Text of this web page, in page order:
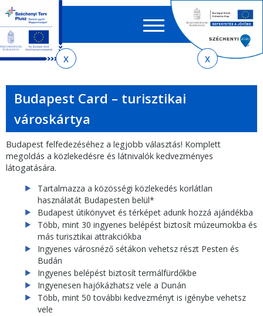
menetrendkeresőhöz
almenühöz
tartalomra
oldaltérképre
EN HU
űrlap
Budapest Card – turisztikai
városkártya
Budapest felfedezéséhez a legjobb választás! Komplett
megoldás a közlekedésre és látnivalók kedvezményes
látogatására.
Tartalmazza a közösségi közlekedés korlátlan
használatát Budapesten belül*
Budapest útikönyvet és térképet adunk hozzá ajándékba
Több, mint 30 ingyenes belépést biztosít múzeumokba és
más turisztikai attrakciókba
Ingyenes városnéző sétákon vehetsz részt Pesten és
Budán
Ingyenes belépést biztosít termálfürdőkbe
Ingyenesen hajókázhatsz vele a Dunán
Több, mint 50 további kedvezményt is igénybe vehetsz
vele